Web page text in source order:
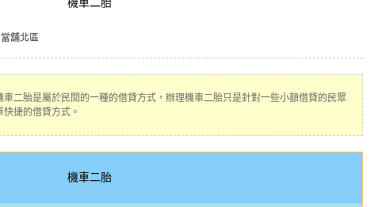
機車二胎
當舖北區
二胎是屬於民間的一種的借貸方式，辦理機車二胎只是針對一些小額借貸的民眾
捷的借貸方式。
機車二胎